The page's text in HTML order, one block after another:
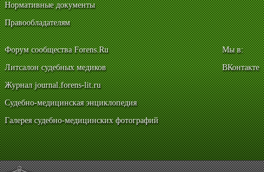
Нормативные документы
Правообладателям
Форум сообщества Forens.Ru
Литсалон судебных медиков
Журнал journal.forens-lit.ru
Судебно-медицинская энциклопедия
Галерея судебно-медицинских фотографий
Мы в:
ВКонтакте